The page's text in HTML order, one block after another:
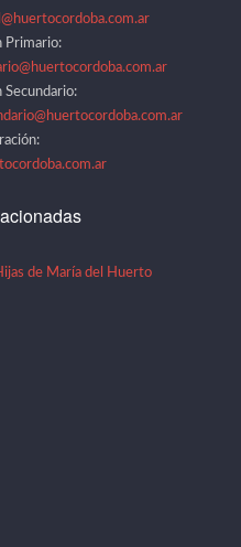
Primario:
Secundario:
de María del Huerto